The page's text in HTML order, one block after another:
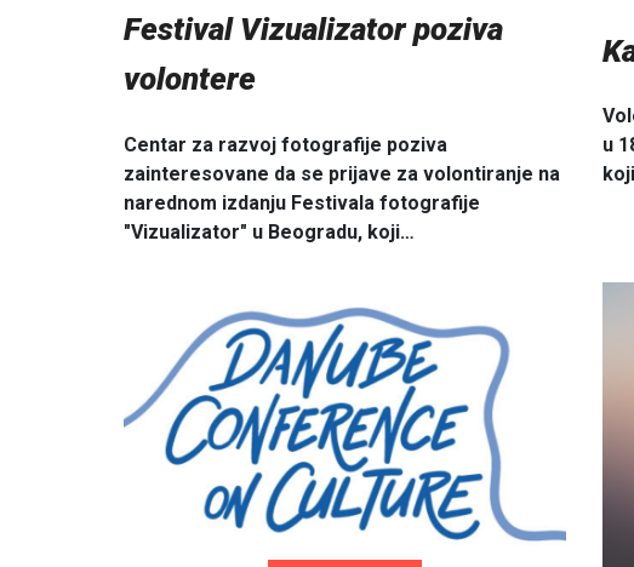
Festival Vizualizator poziva
volontere
Centar za razvoj fotografije poziva
zainteresovane da se prijave za volontiranje na
narednom izdanju Festivala fotografije
"Vizualizator" u Beogradu, koji…
u